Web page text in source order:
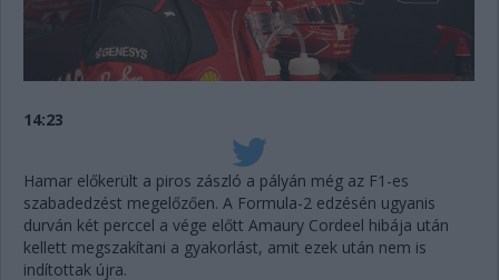
14:23
Hamar előkerült a piros zászló a pályán még az F1-es
szabadedzést megelőzően. A Formula-2 edzésén ugyanis
durván két perccel a vége előtt Amaury Cordeel hibája után
kellett megszakítani a gyakorlást, amit ezek után nem is
indítottak újra.